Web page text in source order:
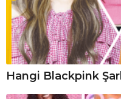
Hangi Blackpink